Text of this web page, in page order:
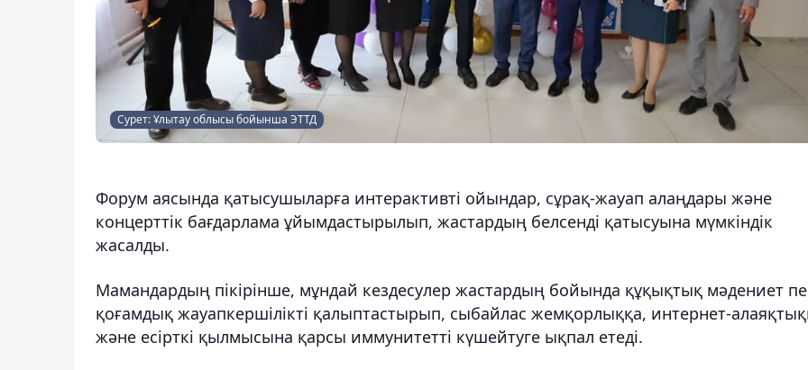
Сурет: Ұлытау облысы бойынша ЭТТД
Форум аясында қатысушыларға интерактивті ойындар, сұрақ-жауап алаңдары және
концерттік бағдарлама ұйымдастырылып, жастардың белсенді қатысуына мүмкіндік
жасалды.
Мамандардың пікірінше, мұндай кездесулер жастардың бойында құқықтық мәдениет
қоғамдық жауапкершілікті қалыптастырып, сыбайлас жемқорлыққа, интернет-
және есірткі қылмысына қарсы иммунитетті күшейтуге ықпал етеді.